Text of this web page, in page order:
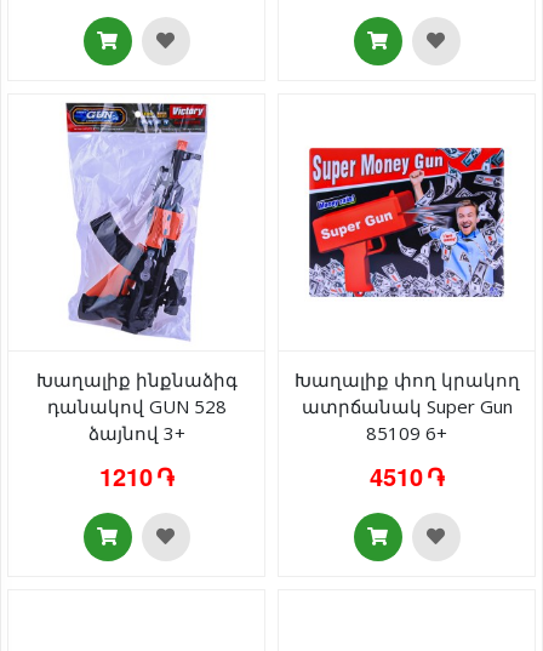
Խաղալիք ինքնաձիգ
դանակով GUN 528
ձայնով 3+
1210 ֏
Խաղալիք փող կրակող
ատրճանակ Super Gun
85109 6+
4510 ֏